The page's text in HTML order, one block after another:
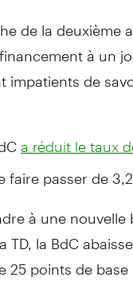
de la
à un
impatients de
a réduit le taux
passer de
à une
TD, la BdC
25 points de